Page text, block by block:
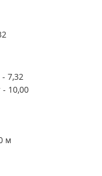
7,32
10,00
м